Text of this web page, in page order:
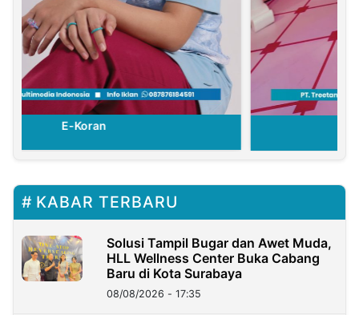
KABAR TERBARU
Solusi Tampil Bugar dan Awet Muda,
HLL Wellness Center Buka Cabang
Baru di Kota Surabaya
08/08/2026 - 17:35